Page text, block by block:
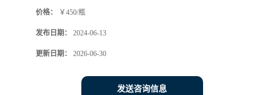
价格： ￥450/瓶
发布日期： 2024-06-13
更新日期： 2026-06-30
发送咨询信息